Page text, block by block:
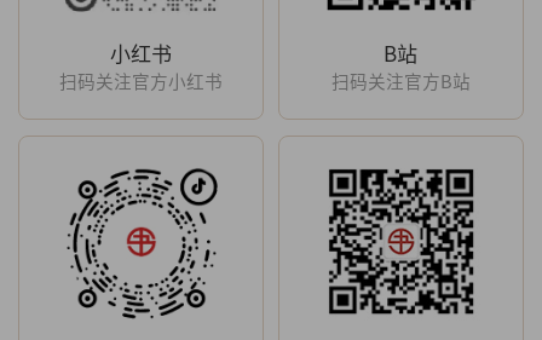
小红书
扫码关注官方小红书
B站
扫码关注官方B站